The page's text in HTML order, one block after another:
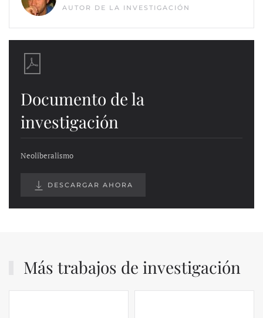
AUTOR DE LA INVESTIGACIÓN
Documento de la
investigación
Neoliberalismo
DESCARGAR AHORA
Más trabajos de investigación